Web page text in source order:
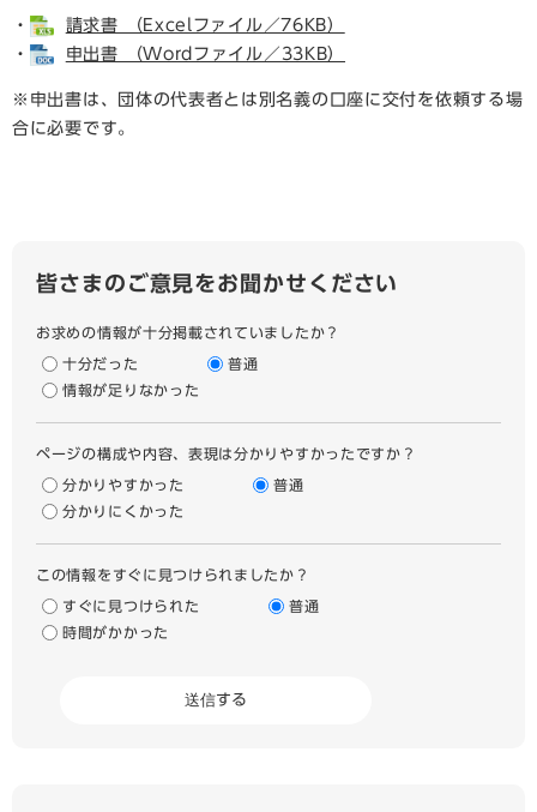
・
請求書 （Excelファイル／76KB）
・
申出書 （Wordファイル／33KB）
※申出書は、団体の代表者とは別名義の口座に交付を依頼する場
合に必要です。​
皆さまのご意見をお聞かせください
お求めの情報が十分掲載されていましたか？
十分だった
普通
情報が足りなかった
ページの構成や内容、表現は分かりやすかったですか？
分かりやすかった
普通
分かりにくかった
この情報をすぐに見つけられましたか？
すぐに見つけられた
普通
時間がかかった